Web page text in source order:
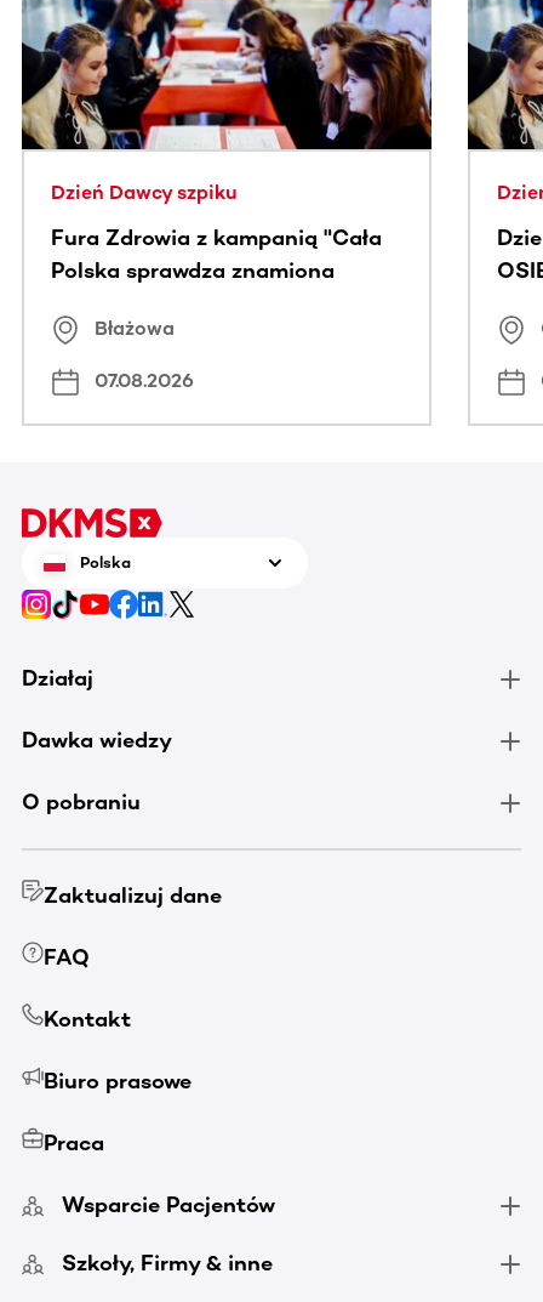
Dzień Dawcy szpiku
Fura Zdrowia z kampanią "Cała
Polska sprawdza znamiona
Błażowa
07.08.2026
Polska
Działaj
Dawka wiedzy
O pobraniu
Zaktualizuj dane
FAQ
Kontakt
Biuro prasowe
Praca
Wsparcie Pacjentów
Szkoły, Firmy & inne